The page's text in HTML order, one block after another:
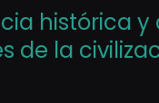
histórica y
de la